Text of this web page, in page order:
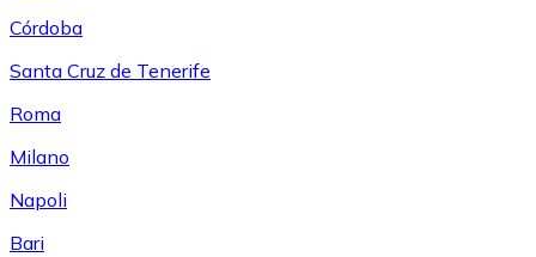
Córdoba
Santa Cruz de Tenerife
Roma
Milano
Napoli
Bari